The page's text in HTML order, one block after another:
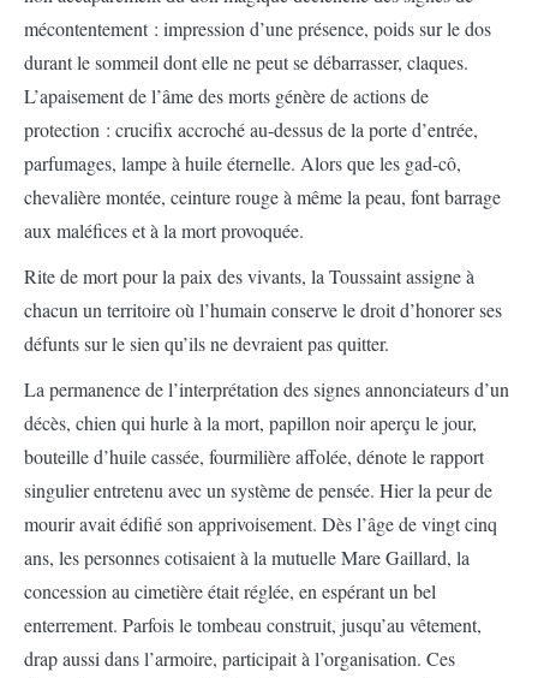
mécontentement : impression d’une présence, poids sur le dos
durant le sommeil dont elle ne peut se débarrasser, claques.
L’apaisement de l’âme des morts génère de actions de
protection : crucifix accroché au-dessus de la porte d’entrée,
parfumages, lampe à huile éternelle. Alors que les gad-cô,
chevalière montée, ceinture rouge à même la peau, font barrage
aux maléfices et à la mort provoquée.
Rite de mort pour la paix des vivants, la Toussaint assigne à
chacun un territoire où l’humain conserve le droit d’honorer ses
défunts sur le sien qu’ils ne devraient pas quitter.
La permanence de l’interprétation des signes annonciateurs d’un
décès, chien qui hurle à la mort, papillon noir aperçu le jour,
bouteille d’huile cassée, fourmilière affolée, dénote le rapport
singulier entretenu avec un système de pensée. Hier la peur de
mourir avait édifié son apprivoisement. Dès l’âge de vingt cinq
ans, les personnes cotisaient à la mutuelle Mare Gaillard, la
concession au cimetière était réglée, en espérant un bel
enterrement. Parfois le tombeau construit, jusqu’au vêtement,
drap aussi dans l’armoire, participait à l’organisation. Ces